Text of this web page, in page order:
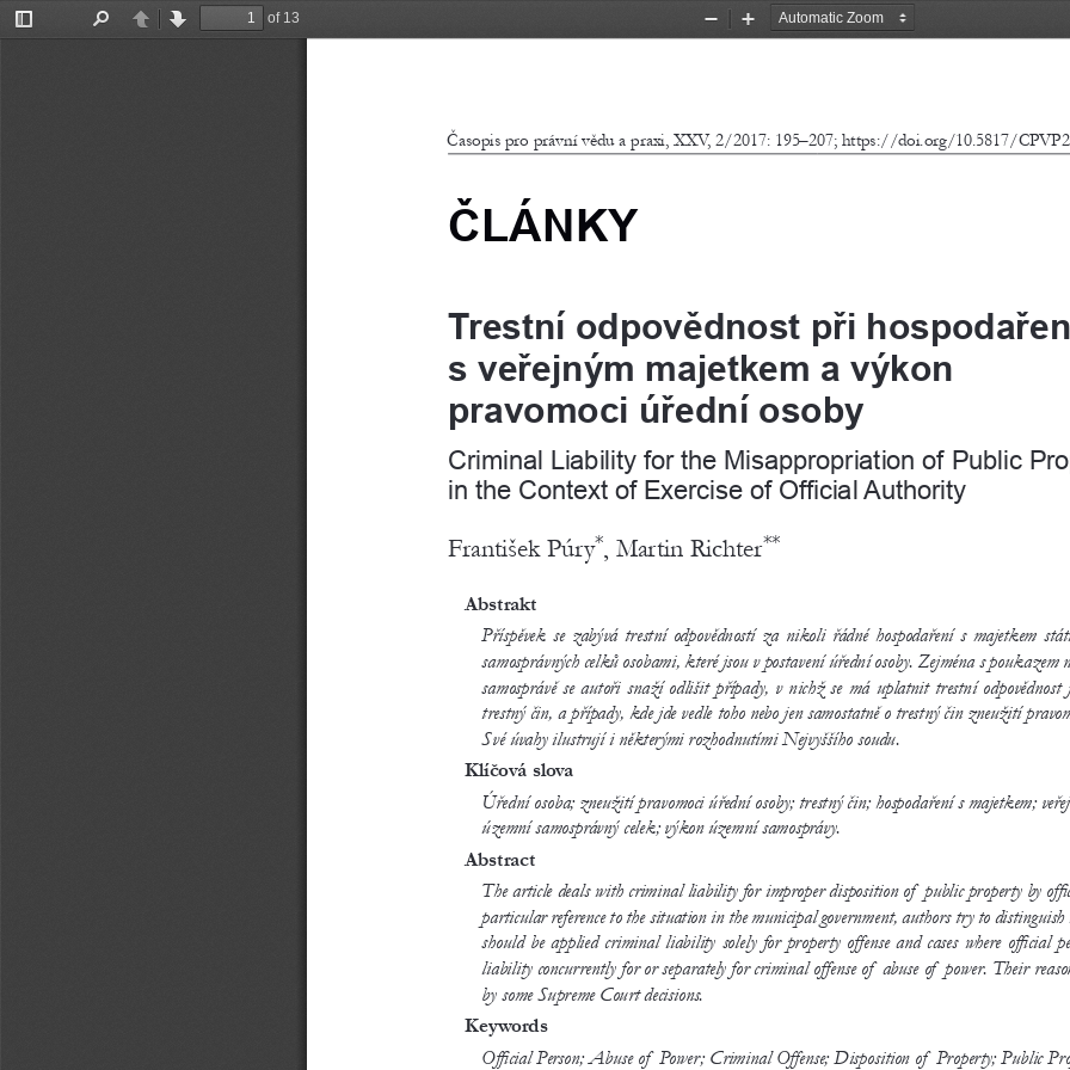
Toggle
PreviousNext
of 13
Zoom
Zoom
Časopis pro právní vědu a praxi, XXV, 2/2017: 195–207; https://doi.org/10.5817/
ČLÁNKY
Trestní odpovědnost při
s veřejným majetkem a výkon
pravomoci úřední osoby
Criminal Liability for the Misappropriation of Public
in the Context of Exercise of Official Authority
František Púry*, Martin Richter**
Abstrakt
Příspěvek se zabývá trestní odpovědností za nikoli řádné hospodaření s majetkem
samosprávných celků osobami, které jsou v postavení úřední osoby. Zejména s poukazem
samosprávě se autoři snaží odlišit případy, v nichž se     má  uplatnit trestní
trestný čin, a případy, kde jde vedle toho nebo jen samostatně o trestný čin zneužití
Své úvahy ilustrují i některými rozhodnutími Nejvyššího soudu.
Klíčová slova
Úřední osoba; zneužití pravomoci úřední osoby; trestný čin; hospodaření s majetkem;
územní samosprávný celek; výkon územní samosprávy.
Abstract
The article deals with criminal liability for improper disposition of public property by
particular reference to the situation in the municipal government, authors try to distinguish
should be applied criminal liability solely for property offense and cases where official
liability concurrently for or separately for criminal offense of abuse of    power. Their
by some Supreme Court decisions.
Keywords
Official Person; Abuse of Power; Criminal Offense; Disposition of Property; Public